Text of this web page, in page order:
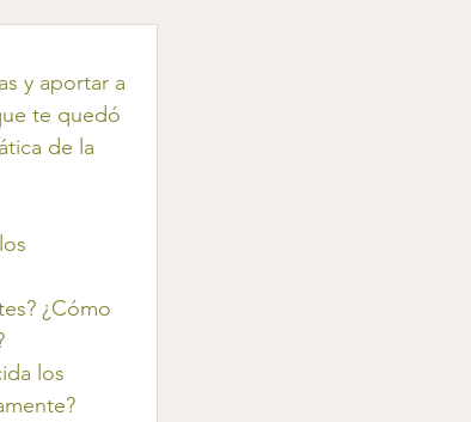
y aportar a
te quedó
de la
¿Cómo
los